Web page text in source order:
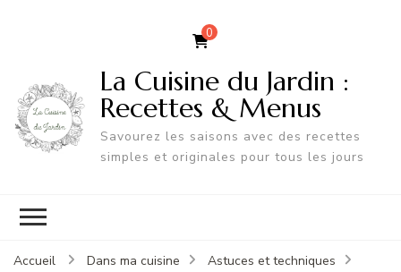
0
La Cuisine du Jardin :
Recettes & Menus
Savourez les saisons avec des recettes
simples et originales pour tous les jours
Accueil Dans ma cuisine
Astuces et techniques